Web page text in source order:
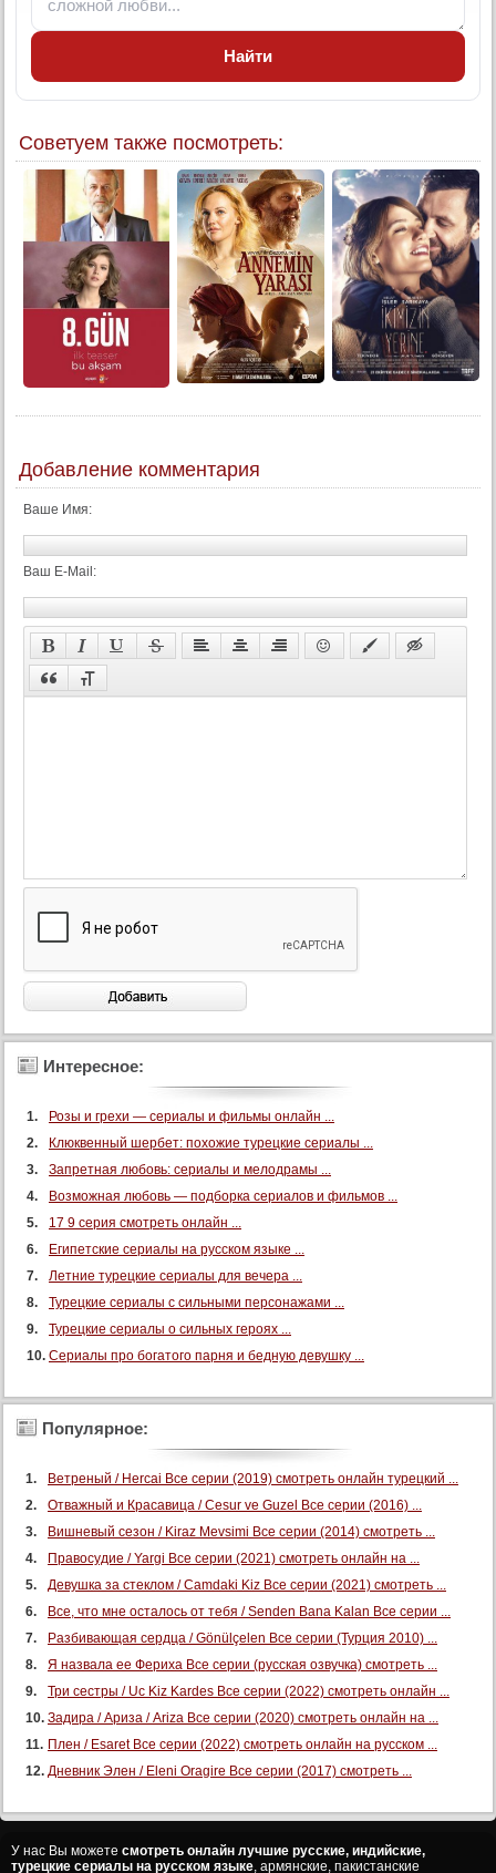
Найти
Советуем также посмотреть:
Добавление комментария
Ваше Имя:
Ваш E-Mail:
Интересное:
Розы и грехи — сериалы и фильмы онлайн ...
Клюквенный шербет: похожие турецкие сериалы ...
Запретная любовь: сериалы и мелодрамы ...
Возможная любовь — подборка сериалов и фильмов ...
17 9 серия смотреть онлайн ...
Египетские сериалы на русском языке ...
Летние турецкие сериалы для вечера ...
Турецкие сериалы с сильными персонажами ...
Турецкие сериалы о сильных героях ...
Сериалы про богатого парня и бедную девушку ...
Популярное:
Ветреный / Hercai Все серии (2019) смотреть онлайн турецкий ...
Отважный и Красавица / Cesur ve Guzel Все серии (2016) ...
Вишневый сезон / Kiraz Mevsimi Все серии (2014) смотреть ...
Правосудие / Yargi Все серии (2021) смотреть онлайн на ...
Девушка за стеклом / Camdaki Kiz Все серии (2021) смотреть ...
Все, что мне осталось от тебя / Senden Bana Kalan Все серии ...
Разбивающая сердца / Gönülçelen Все серии (Турция 2010) ...
Я назвала ее Фериха Все серии (русская озвучка) смотреть ...
Три сестры / Uc Kiz Kardes Все серии (2022) смотреть онлайн ...
Задира / Ариза / Ariza Все серии (2020) смотреть онлайн на ...
Плен / Esaret Все серии (2022) смотреть онлайн на русском ...
Дневник Элен / Eleni Oragire Все серии (2017) смотреть ...
У нас Вы можете смотреть онлайн лучшие русские, индийские,
турецкие сериалы на русском языке, армянские, пакистанские